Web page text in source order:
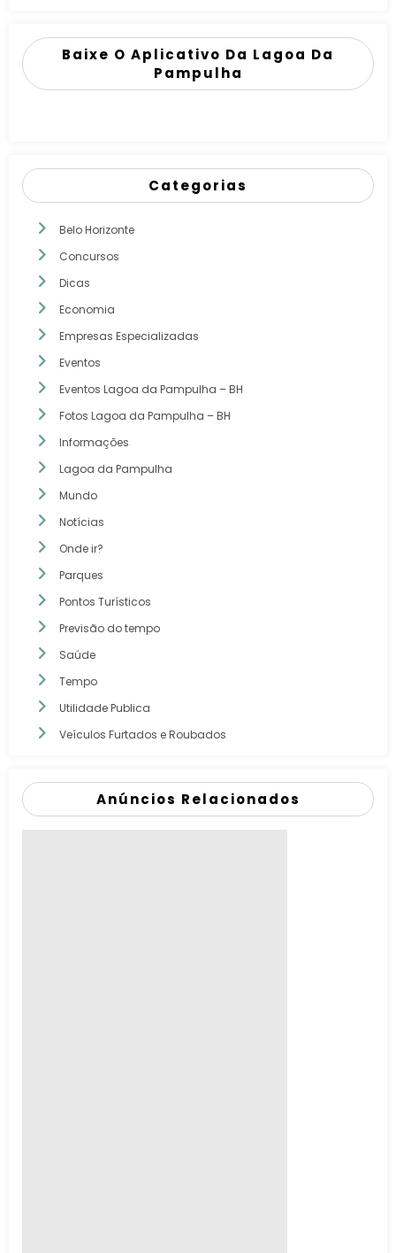
Baixe O Aplicativo Da Lagoa Da
Pampulha
Categorias
Belo Horizonte
Concursos
Dicas
Economia
Empresas Especializadas
Eventos
Eventos Lagoa da Pampulha – BH
Fotos Lagoa da Pampulha – BH
Informações
Lagoa da Pampulha
Mundo
Notícias
Onde ir?
Parques
Pontos Turísticos
Previsão do tempo
Saúde
Tempo
Utilidade Publica
Veículos Furtados e Roubados
Anúncios Relacionados